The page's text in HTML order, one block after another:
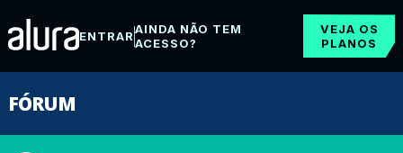
ENTRARAINDA NÃO TEM
ACESSO?
VEJA OS
PLANOS
FÓRUM